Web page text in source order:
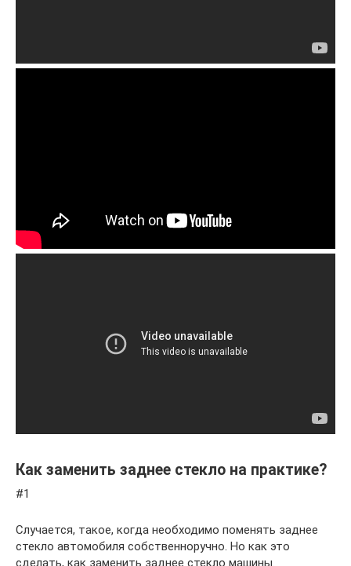
Как заменить заднее стекло на практике?
#1
Случается, такое, когда необходимо поменять заднее
стекло автомобиля собственноручно. Но как это
сделать, как заменить заднее стекло машины.